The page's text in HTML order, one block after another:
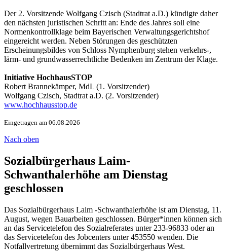
Der 2. Vorsitzende Wolfgang Czisch (Stadtrat a.D.) kündigte daher
den nächsten juristischen Schritt an: Ende des Jahres soll eine
Normenkontrollklage beim Bayerischen Verwaltungsgerichtshof
eingereicht werden. Neben Störungen des geschützten
Erscheinungsbildes von Schloss Nymphenburg stehen verkehrs-,
lärm- und grundwasserrechtliche Bedenken im Zentrum der Klage.
Initiative HochhausSTOP
Robert Brannekämper, MdL (1. Vorsitzender)
Wolfgang Czisch, Stadtrat a.D. (2. Vorsitzender)
www.hochhausstop.de
Eingetragen am 06.08.2026
Nach oben
Sozialbürgerhaus Laim-
Schwanthalerhöhe am Dienstag
geschlossen
Das Sozialbürgerhaus Laim -Schwanthalerhöhe ist am Dienstag, 11.
August, wegen Bauarbeiten geschlossen. Bürger*innen können sich
an das Servicetelefon des Sozialreferates unter 233-96833 oder an
das Servicetelefon des Jobcenters unter 453550 wenden. Die
Notfallvertretung übernimmt das Sozialbürgerhaus West.